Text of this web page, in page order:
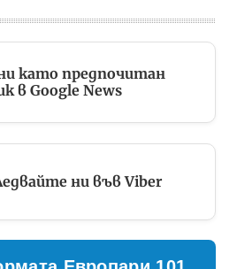
като предпочитан
в Google News
ни във Viber